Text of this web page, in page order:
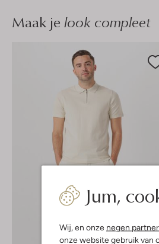
Jum,
Wij, en onze negen
onze website gebruik van
Maak je look compleet